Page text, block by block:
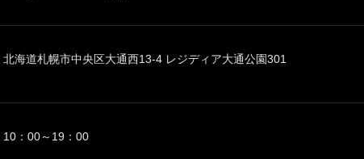
北海道札幌市中央区大通西13-4 レジディア大通公園301
10：00～19：00